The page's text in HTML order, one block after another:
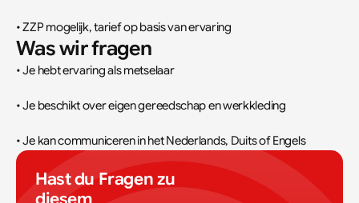
• ZZP mogelijk, tarief op basis van ervaring
Was wir fragen
• Je hebt ervaring als metselaar
• Je beschikt over eigen gereedschap en werkkleding
• Je kan communiceren in het Nederlands, Duits of Engels
Hast du Fragen zu